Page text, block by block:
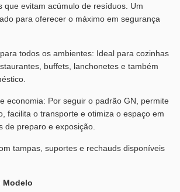
que evitam acúmulo de resíduos. Um
para oferecer o máximo em segurança
todos os ambientes: Ideal para cozinhas
buffets, lanchonetes e também
economia: Por seguir o padrão GN, permite
facilita o transporte e otimiza o espaço em
de preparo e exposição.
tampas, suportes e rechauds disponíveis
Modelo